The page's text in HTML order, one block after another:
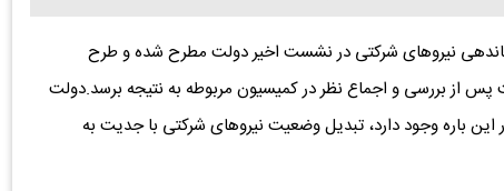
نیروهای شرکتی در نشست اخیر دولت مطرح شده و طرح
از بررسی و اجماع نظر در کمیسیون مربوطه به نتیجه برسد.دولت
باره وجود دارد، تبدیل وضعیت نیروهای شرکتی با جدیت به